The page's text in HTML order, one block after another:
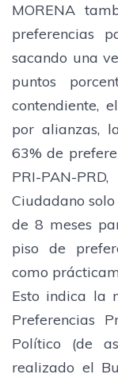
​MORENA
preferencias
sacando una
puntos
contendiente,
por alianzas,
63% de
PRI-PAN-
Ciudadano
de 8 meses
piso de
como
​Esto indica la
Preferencias
Político (de
realizado el